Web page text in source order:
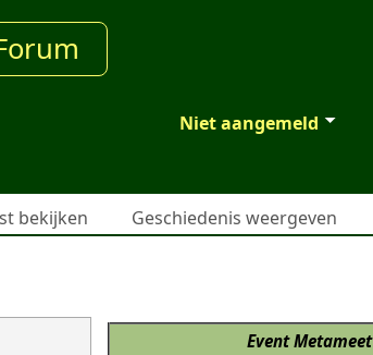
Niet aangemeld
bekijken Geschiedenis weergeven
EventMetameet